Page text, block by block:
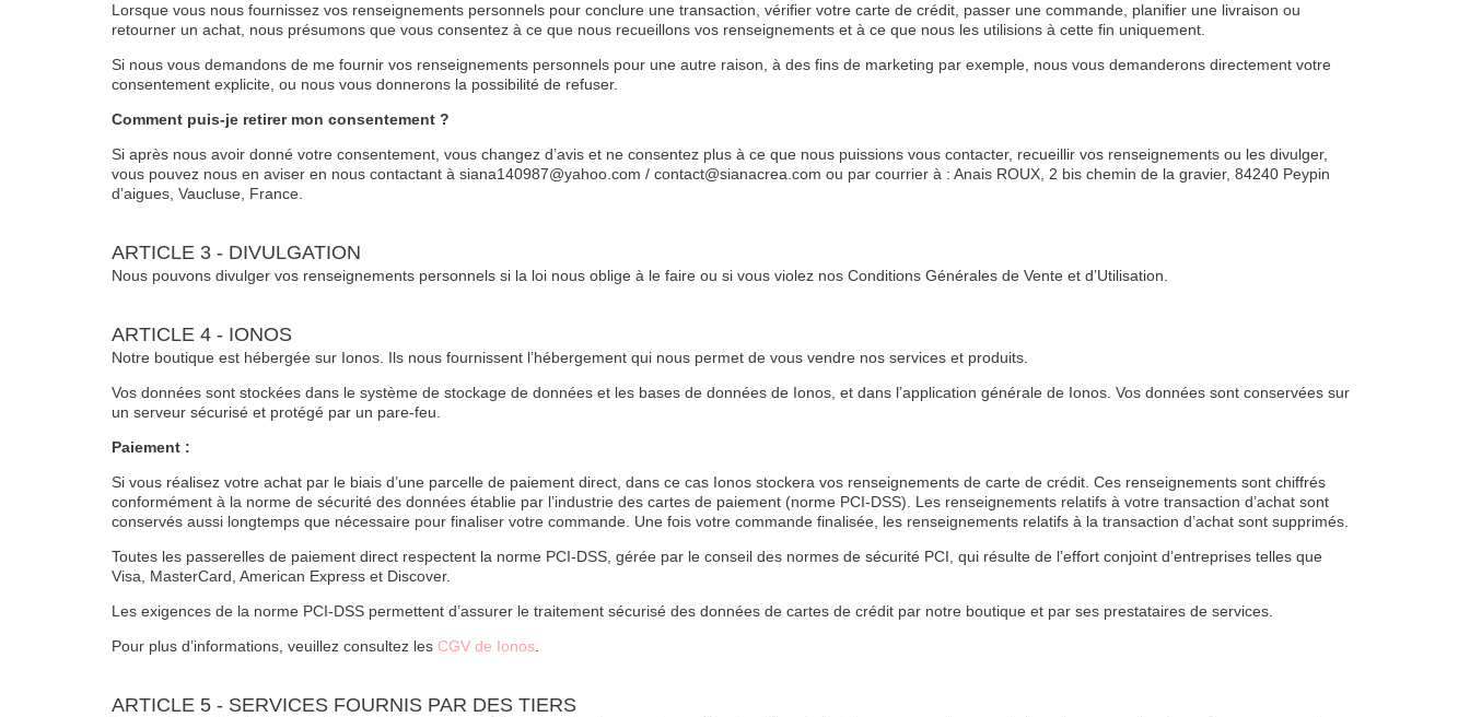
Lorsque vous nous fournissez vos renseignements personnels pour conclure une transaction, vérifier votre carte de crédit, passer une commande, planifier une livraison ou
retourner un achat, nous présumons que vous consentez à ce que nous recueillons vos renseignements et à ce que nous les utilisions à cette fin uniquement.
Si nous vous demandons de me fournir vos renseignements personnels pour une autre raison, à des fins de marketing par exemple, nous vous demanderons directement votre
consentement explicite, ou nous vous donnerons la possibilité de refuser.
Comment puis-je retirer mon consentement ?
Si après nous avoir donné votre consentement, vous changez d’avis et ne consentez plus à ce que nous puissions vous contacter, recueillir vos renseignements ou les divulger,
vous pouvez nous en aviser en nous contactant à siana140987@yahoo.com / contact@sianacrea.com ou par courrier à : Anais ROUX, 2 bis chemin de la gravier, 84240 Peypin
d’aigues, Vaucluse, France.
ARTICLE 3 - DIVULGATION
Nous pouvons divulger vos renseignements personnels si la loi nous oblige à le faire ou si vous violez nos Conditions Générales de Vente et d’Utilisation.
ARTICLE 4 - IONOS
Notre boutique est hébergée sur Ionos. Ils nous fournissent l’hébergement qui nous permet de vous vendre nos services et produits.
Vos données sont stockées dans le système de stockage de données et les bases de données de Ionos, et dans l’application générale de Ionos. Vos données sont conservées sur
un serveur sécurisé et protégé par un pare-feu.
Paiement :
Si vous réalisez votre achat par le biais d’une parcelle de paiement direct, dans ce cas Ionos stockera vos renseignements de carte de crédit. Ces renseignements sont chiffrés
conformément à la norme de sécurité des données établie par l’industrie des cartes de paiement (norme PCI-DSS). Les renseignements relatifs à votre transaction d’achat sont
conservés aussi longtemps que nécessaire pour finaliser votre commande. Une fois votre commande finalisée, les renseignements relatifs à la transaction d’achat sont supprimés.
Toutes les passerelles de paiement direct respectent la norme PCI-DSS, gérée par le conseil des normes de sécurité PCI, qui résulte de l’effort conjoint d’entreprises telles que
Visa, MasterCard, American Express et Discover.
Les exigences de la norme PCI-DSS permettent d’assurer le traitement sécurisé des données de cartes de crédit par notre boutique et par ses prestataires de services.
Pour plus d’informations, veuillez consultez les CGV de Ionos
ARTICLE 5 - SERVICES FOURNIS PAR DES TIERS